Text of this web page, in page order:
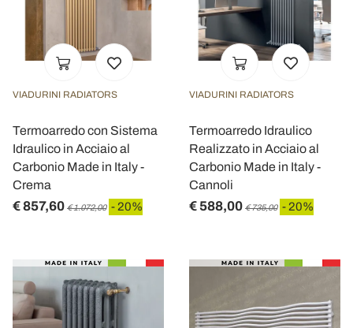
VIADURINI RADIATORS
Termoarredo con Sistema
Idraulico in Acciaio al
Carbonio Made in Italy -
Crema
€ 857,60 € 1.072,00 - 20%
VIADURINI RADIATORS
Termoarredo Idraulico
Realizzato in Acciaio al
Carbonio Made in Italy -
Cannoli
€ 588,00 € 735,00 - 20%